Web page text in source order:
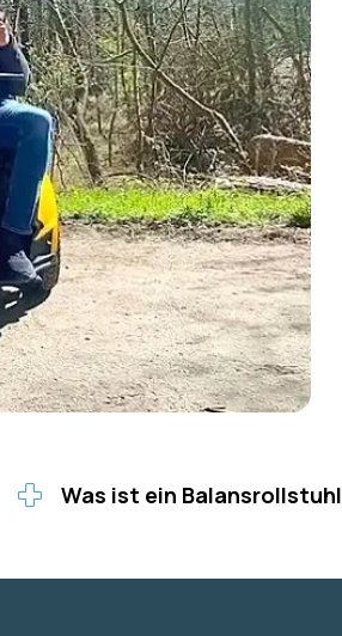
Was ist ein Balansrollstuhl